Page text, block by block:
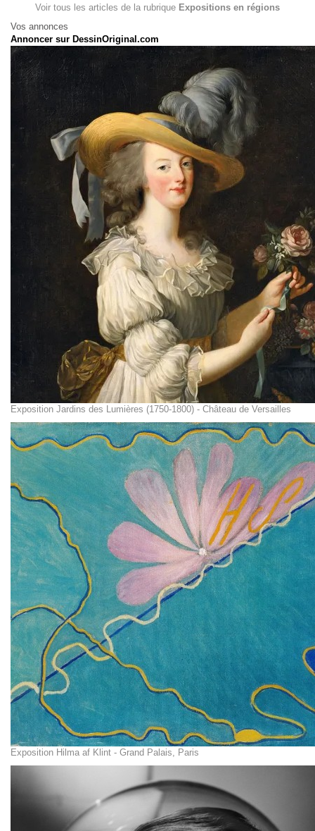
Voir tous les articles de la rubrique Expositions en régions
Vos annonces
Annoncer sur DessinOriginal.com
Exposition Jardins des Lumières (1750-1800) - Château de Versailles
Exposition Hilma af Klint - Grand Palais, Paris